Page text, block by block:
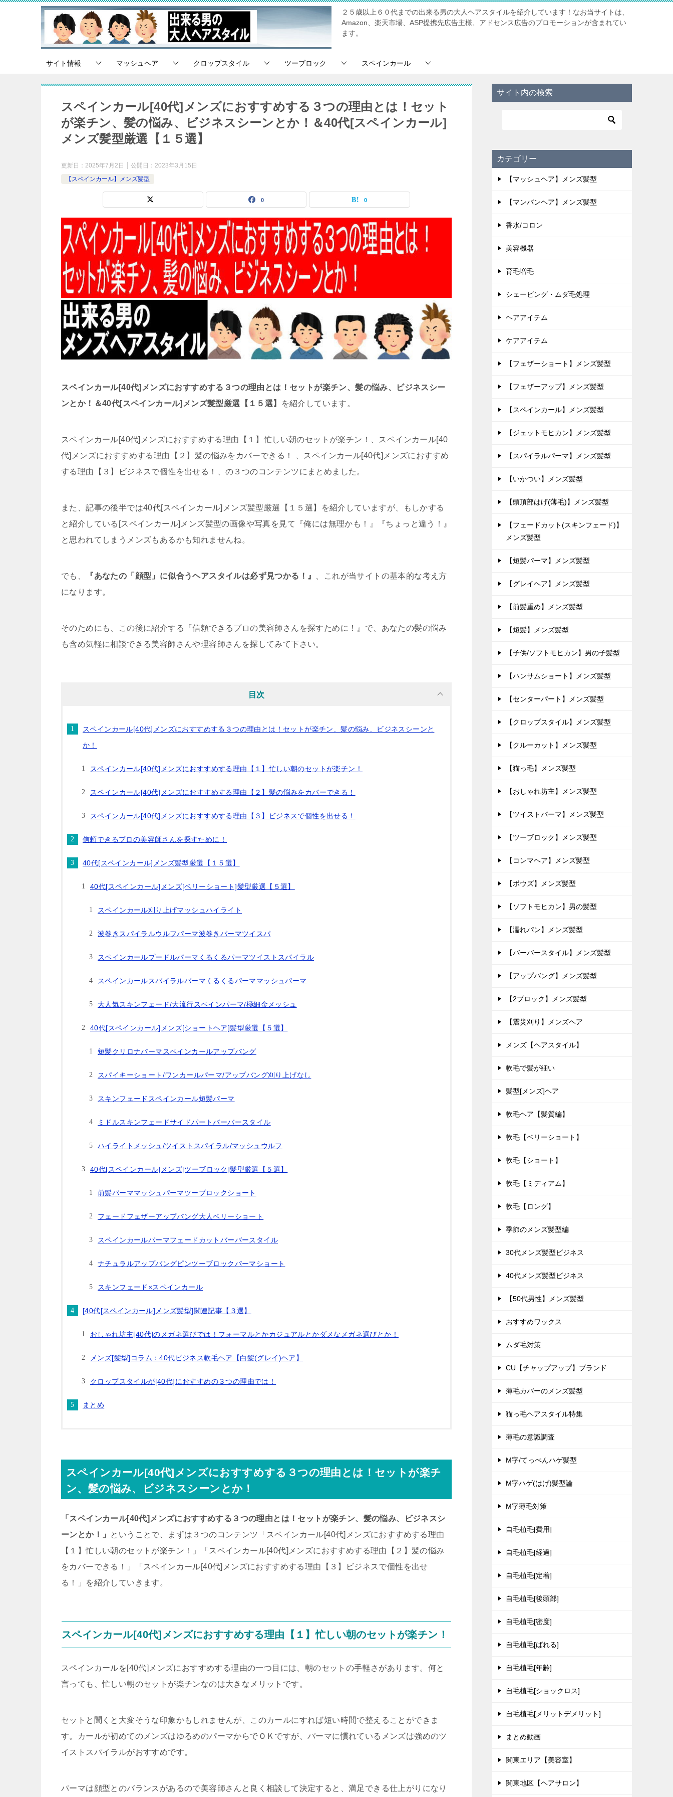
２５歳以上６０代までの出来る男の大人ヘアスタイルを紹介しています！なお当サイトは、
Amazon、楽天市場、ASP提携先広告主様、アドセンス広告のプロモーションが含まれてい
ます。
サイト情報 マッシュヘア クロップスタイル ツーブロック スペインカール
スペインカール[40代]メンズにおすすめする３つの理由とは！セット
が楽チン、髪の悩み、ビジネスシーンとか！＆40代[スペインカール]
メンズ髪型厳選【１５選】
更新日： 2025年7月2日 公開日： 2023年3月15日
【スペインカール】メンズ髪型
0 0
スペインカール[40代]メンズにおすすめする３つの理由とは！セットが楽チン、髪の悩み、ビジネスシー
ンとか！＆40代[スペインカール]メンズ髪型厳選【１５選】
を紹介しています。
スペインカール[40代]メンズにおすすめする理由【１】忙しい朝のセットが楽チン！、スペインカール[40
代]メンズにおすすめする理由【２】髪の悩みをカバーできる！ 、スペインカール[40代]メンズにおすすめ
する理由【３】ビジネスで個性を出せる！、の３つのコンテンツにまとめました。
また、記事の後半では40代[スペインカール]メンズ髪型厳選【１５選】を紹介していますが、もしかする
と紹介している[スペインカール]メンズ髪型の画像や写真を見て『俺には無理かも！』『ちょっと違う！』
と思われてしまうメンズもあるかも知れませんね。
でも、 『あなたの「顔型」に似合うヘアスタイルは必ず見つかる！』
、これが当サイトの基本的な考え方
になります。
そのためにも、この後に紹介する『信頼できるプロの美容師さんを探すために！』で、あなたの髪の悩み
も含め気軽に相談できる美容師さんや理容師さんを探してみて下さい。
目次
スペインカール[40代]メンズにおすすめする３つの理由とは！セットが楽チン、髪の悩み、ビジネスシーンと
か！
スペインカール[40代]メンズにおすすめする理由【１】忙しい朝のセットが楽チン！
スペインカール[40代]メンズにおすすめする理由【２】髪の悩みをカバーできる！
スペインカール[40代]メンズにおすすめする理由【３】ビジネスで個性を出せる！
信頼できるプロの美容師さんを探すために！
40代[スペインカール]メンズ髪型厳選【１５選】
40代[スペインカール]メンズ[ベリーショート]髪型厳選【５選】
スペインカール刈り上げマッシュハイライト
波巻きスパイラルウルフパーマ波巻きパーマツイスパ
スペインカールプードルパーマくるくるパーマツイストスパイラル
スペインカールスパイラルパーマくるくるパーママッシュパーマ
大人気スキンフェード/大流行スペインパーマ/極細金メッシュ
40代[スペインカール]メンズ[ショートヘア]髪型厳選【５選】
短髪クリロナパーマスペインカールアップバング
スパイキーショート/ワンカールパーマ/アップバング刈り上げなし
スキンフェードスペインカール短髪パーマ
ミドルスキンフェードサイドパートバーバースタイル
ハイライトメッシュ/ツイストスパイラル/マッシュウルフ
40代[スペインカール]メンズ[ツーブロック]髪型厳選【５選】
前髪パーママッシュパーマツーブロックショート
フェードフェザーアップバング大人ベリーショート
スペインカールパーマフェードカットバーバースタイル
ナチュラルアップバングピンツーブロックパーマショート
スキンフェード×スペインカール
[40代[スペインカール]メンズ髪型]関連記事【３選】
おしゃれ坊主[40代]のメガネ選びでは！フォーマルとかカジュアルとかダメなメガネ選びとか！
メンズ[髪型]コラム：40代ビジネス軟毛ヘア【白髪(グレイ)ヘア】
クロップスタイルが[40代]におすすめの３つの理由では！
まとめ
スペインカール[40代]メンズにおすすめする３つの理由とは！セットが楽チ
ン、髪の悩み、ビジネスシーンとか！
「スペインカール[40代]メンズにおすすめする３つの理由とは！セットが楽チン、髪の悩み、ビジネスシ
ーンとか！」 ということで、まずは３つのコンテンツ「スペインカール[40代]メンズにおすすめする理由
【１】忙しい朝のセットが楽チン！」「スペインカール[40代]メンズにおすすめする理由【２】髪の悩み
をカバーできる！」「スペインカール[40代]メンズにおすすめする理由【３】ビジネスで個性を出せ
る！」を紹介していきます。
スペインカール[40代]メンズにおすすめする理由【１】忙しい朝のセットが楽チン！
スペインカールを[40代]メンズにおすすめする理由の一つ目には、朝のセットの手軽さがあります。何と
言っても、忙しい朝のセットが楽チンなのは大きなメリットです。
セットと聞くと大変そうな印象かもしれませんが、このカールにすれば短い時間で整えることができま
す。カールが初めてのメンズはゆるめのパーマからでＯＫですが、パーマに慣れているメンズは強めのツ
イストスパイラルがおすすめです。
パーマは顔型とのバランスがあるので美容師さんと良く相談して決定すると、満足できる仕上がりになり
サイト内の検索
カテゴリー
【マッシュヘア】メンズ髪型
【マンバンヘア】メンズ髪型
香水/コロン
美容機器
育毛増毛
シェービング・ムダ毛処理
ヘアアイテム
ケアアイテム
【フェザーショート】メンズ髪型
【フェザーアップ】メンズ髪型
【スペインカール】メンズ髪型
【ジェットモヒカン】メンズ髪型
【スパイラルパーマ】メンズ髪型
【いかつい】メンズ髪型
【頭頂部はげ(薄毛)】メンズ髪型
【フェードカット(スキンフェード)】
メンズ髪型
【短髪パーマ】メンズ髪型
【グレイヘア】メンズ髪型
【前髪重め】メンズ髪型
【短髪】メンズ髪型
【子供/ソフトモヒカン】男の子髪型
【ハンサムショート】メンズ髪型
【センターパート】メンズ髪型
【クロップスタイル】メンズ髪型
【クルーカット】メンズ髪型
【猫っ毛】メンズ髪型
【おしゃれ坊主】メンズ髪型
【ツイストパーマ】メンズ髪型
【ツーブロック】メンズ髪型
【コンマヘア】メンズ髪型
【ボウズ】メンズ髪型
【ソフトモヒカン】男の髪型
【濡れパン】メンズ髪型
【バーバースタイル】メンズ髪型
【アップバング】メンズ髪型
【2ブロック】メンズ髪型
【震災刈り】メンズヘア
メンズ【ヘアスタイル】
軟毛で髪が細い
髪型[メンズ]ヘア
軟毛ヘア【髪質編】
軟毛【ベリーショート】
軟毛【ショート】
軟毛【ミディアム】
軟毛【ロング】
季節のメンズ髪型編
30代メンズ髪型ビジネス
40代メンズ髪型ビジネス
【50代男性】メンズ髪型
おすすめワックス
ムダ毛対策
CU【チャップアップ】ブランド
薄毛カバーのメンズ髪型
猫っ毛ヘアスタイル特集
薄毛の意識調査
M字/てっぺんハゲ髪型
M字ハゲ(はげ)髪型論
M字薄毛対策
自毛植毛[費用]
自毛植毛[経過]
自毛植毛[定着]
自毛植毛[後頭部]
自毛植毛[密度]
自毛植毛[ばれる]
自毛植毛[年齢]
自毛植毛[ショックロス]
自毛植毛[メリットデメリット]
まとめ動画
関東エリア【美容室】
関東地区【ヘアサロン】